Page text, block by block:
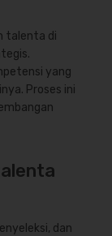
talenta di
yang
Proses ini
dan